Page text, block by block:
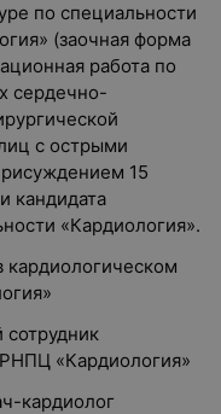
по специальности
(заочная форма
работа по
сердечно-
с острыми
15
кандидата
«Кардиология».
«Кардиология»
кардиолог